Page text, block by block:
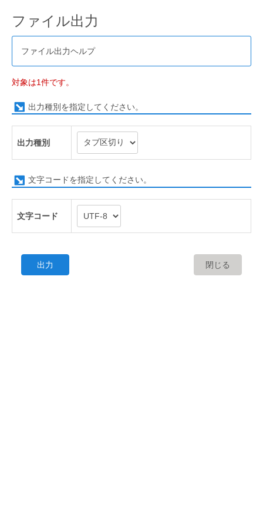
ファイル出力
ファイル出力ヘルプ
対象は1件です。
出力種別を指定してください。
出力種別
文字コードを指定してください。
文字コード